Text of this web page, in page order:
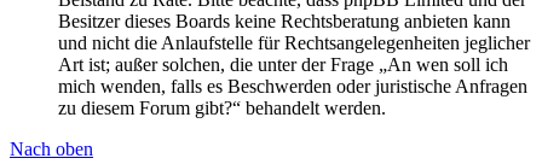
Besitzer dieses Boards keine Rechtsberatung anbieten kann
und nicht die Anlaufstelle für Rechtsangelegenheiten jeglicher
Art ist; außer solchen, die unter der Frage „An wen soll ich
mich wenden, falls es Beschwerden oder juristische Anfragen
zu diesem Forum gibt?“ behandelt werden.
Nach oben